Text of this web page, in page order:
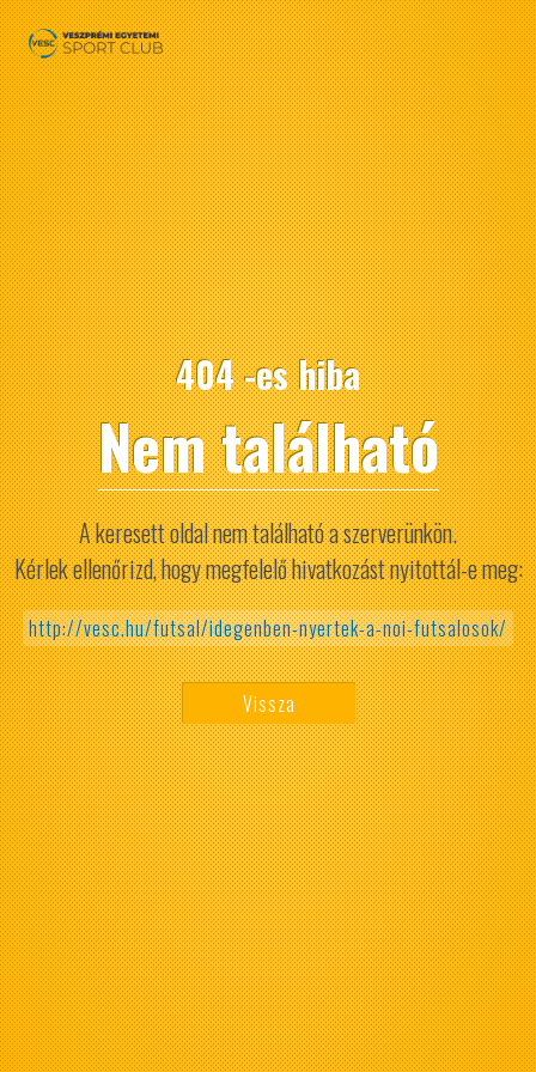
404 -es hiba
Nem található
A keresett oldal nem található a szerverünkön.
Kérlek ellenőrizd, hogy megfelelő hivatkozást nyitottál-e meg:
http://vesc.hu/futsal/idegenben-nyertek-a-noi-futsalosok/
Vissza